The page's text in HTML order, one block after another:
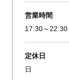
営業時間
17:30～22:30
定休日
日